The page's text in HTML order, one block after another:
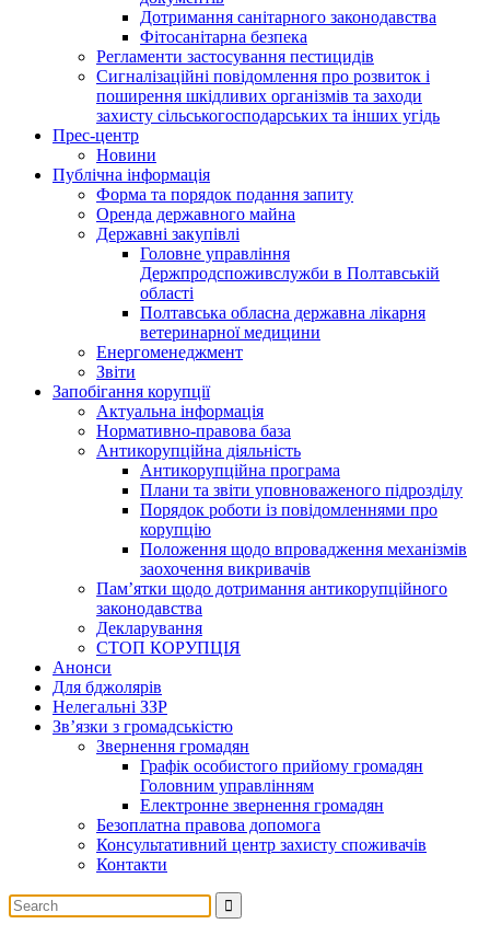
Дотримання санітарного законодавства
Фітосанітарна безпека
Регламенти застосування пестицидів
Сигналізаційні повідомлення про розвиток і
поширення шкідливих організмів та заходи
захисту сільськогосподарських та інших угідь
Прес-центр
Новини
Публічна інформація
Форма та порядок подання запиту
Оренда державного майна
Державні закупівлі
Головне управління
Держпродспоживслужби в Полтавській
області
Полтавська обласна державна лікарня
ветеринарної медицини
Енергоменеджмент
Звіти
Запобігання корупції
Актуальна інформація
Нормативно-правова база
Антикорупційна діяльність
Антикорупційна програма
Плани та звіти уповноваженого підрозділу
Порядок роботи із повідомленнями про
корупцію
Положення щодо впровадження механізмів
заохочення викривачів
Пам’ятки щодо дотримання антикорупційного
законодавства
Декларування
СТОП КОРУПЦІЯ
Анонси
Для бджолярів
Нелегальні ЗЗР
Зв’язки з громадськістю
Звернення громадян
Графік особистого прийому громадян
Головним управлінням
Електронне звернення громадян
Безоплатна правова допомога
Консультативний центр захисту споживачів
Контакти